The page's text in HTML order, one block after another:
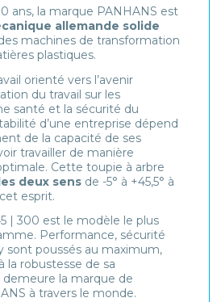
ans, la marque PANHANS est
allemande solide
machines de transformation
plastiques.
orienté vers l’avenir
du travail sur les
santé et la sécurité du
d’une entreprise dépend
de la capacité de ses
travailler de manière
Cette toupie à arbre
deux sens de -5° à +45,5° à
esprit.
| 300 est le modèle le plus
Performance, sécurité
sont poussés au maximum,
la robustesse de sa
la marque de
à travers le monde.